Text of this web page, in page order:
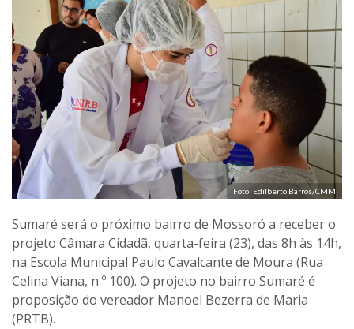
Foto: Edilberto Barros/CMM
Sumaré será o próximo bairro de Mossoró a receber o
projeto Câmara Cidadã, quarta-feira (23), das 8h às 14h,
na Escola Municipal Paulo Cavalcante de Moura (Rua
Celina Viana, n º 100). O projeto no bairro Sumaré é
proposição do vereador Manoel Bezerra de Maria
(PRTB).